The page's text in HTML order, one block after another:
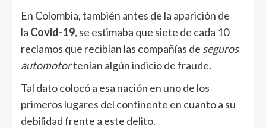
En Colombia, también antes de la aparición de
la Covid-19, se estimaba que siete de cada 10
reclamos que recibían las compañías de seguros
automotortenían algún indicio de fraude.
Tal dato colocó a esa nación en uno de los
primeros lugares del continente en cuanto a su
debilidad frente a este delito.